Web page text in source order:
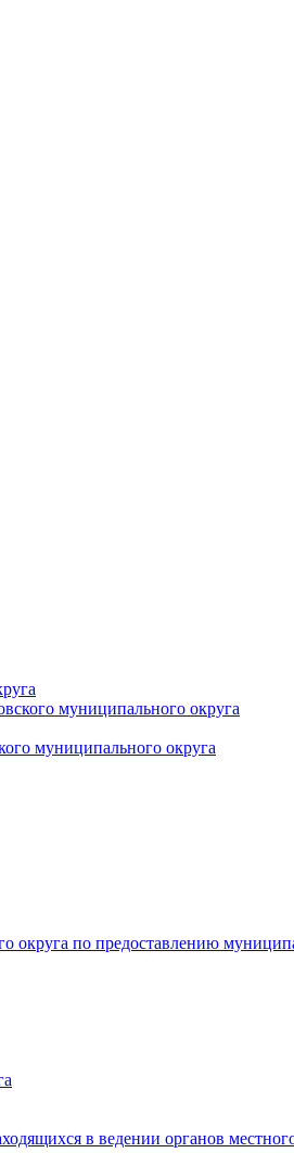
муниципального округа
муниципального округа
округа по предоставлению
в ведении органов